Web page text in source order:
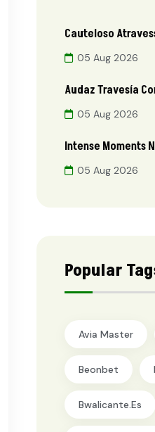
Cauteloso
05 Aug 2026
Audaz Travesía
05 Aug 2026
Intense Moments
05 Aug 2026
Popular
Avia Master
Beonbet
Bwalicante.es